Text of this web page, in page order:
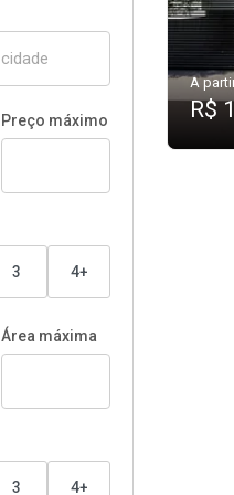
Preço máximo
3 4+
Área máxima
3 4+
A
R$